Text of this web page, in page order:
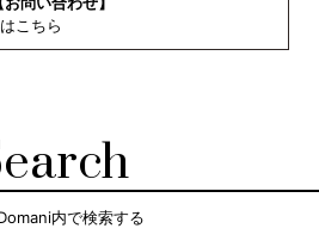
こちら
内で検索する